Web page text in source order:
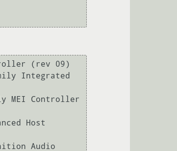
(rev 09)
Integrated
MEI Controller
Host
Audio